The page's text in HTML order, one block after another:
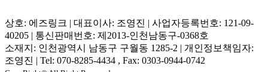
상호: 에즈링크 | 대표이사: 조영진 | 사업자등록번호: 121-09-
40205 | 통신판매번호: 제2013-인천남동구-0368호
소재지: 인천광역시 남동구 구월동 1285-2 | 개인정보책임자:
조영진 | Tel: 070-8285-4434 , Fax: 0303-0944-0742